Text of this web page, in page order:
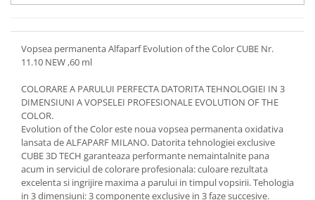
Vopsea permanenta Alfaparf Evolution of the Color CUBE Nr.
11.10 NEW ,60 ml
COLORARE A PARULUI PERFECTA DATORITA TEHNOLOGIEI IN 3
DIMENSIUNI A VOPSELEI PROFESIONALE EVOLUTION OF THE
COLOR.
Evolution of the Color este noua vopsea permanenta oxidativa
lansata de ALFAPARF MILANO. Datorita tehnologiei exclusive
CUBE 3D TECH garanteaza performante nemaintalnite pana
acum in serviciul de colorare profesionala: culoare rezultata
excelenta si ingrijire maxima a parului in timpul vopsirii. Tehologia
in 3 dimensiuni: 3 componente exclusive in 3 faze succesive.